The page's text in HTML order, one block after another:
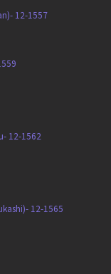
12-1557
12-1562
12-1565